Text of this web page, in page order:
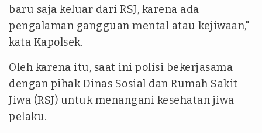
baru saja keluar dari RSJ, karena ada
pengalaman gangguan mental atau kejiwaan,"
kata Kapolsek.
Oleh karena itu, saat ini polisi bekerjasama
dengan pihak Dinas Sosial dan Rumah Sakit
Jiwa (RSJ) untuk menangani kesehatan jiwa
pelaku.